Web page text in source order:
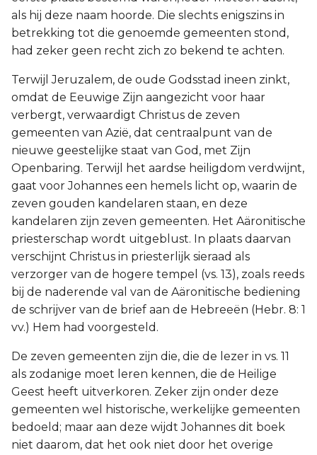
als hij deze naam hoorde. Die slechts enigszins in
betrekking tot die genoemde gemeenten stond,
had zeker geen recht zich zo bekend te achten.
Terwijl Jeruzalem, de oude Godsstad ineen zinkt,
omdat de Eeuwige Zijn aangezicht voor haar
verbergt, verwaardigt Christus de zeven
gemeenten van Azië, dat centraalpunt van de
nieuwe geestelijke staat van God, met Zijn
Openbaring. Terwijl het aardse heiligdom verdwijnt,
gaat voor Johannes een hemels licht op, waarin de
zeven gouden kandelaren staan, en deze
kandelaren zijn zeven gemeenten. Het Aäronitische
priesterschap wordt uitgeblust. In plaats daarvan
verschijnt Christus in priesterlijk sieraad als
verzorger van de hogere tempel (vs. 13), zoals reeds
bij de naderende val van de Aäronitische bediening
de schrijver van de brief aan de Hebreeën (Hebr. 8: 1
vv.) Hem had voorgesteld.
De zeven gemeenten zijn die, die de lezer in vs. 11
als zodanige moet leren kennen, die de Heilige
Geest heeft uitverkoren. Zeker zijn onder deze
gemeenten wel historische, werkelijke gemeenten
bedoeld; maar aan deze wijdt Johannes dit boek
niet daarom, dat het ook niet door het overige